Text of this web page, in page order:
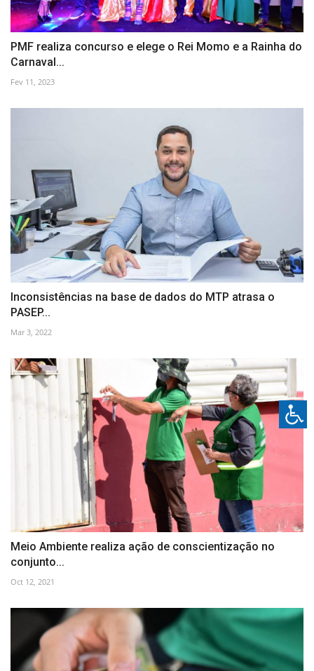
PMF realiza concurso e elege o Rei Momo e a Rainha do
Carnaval...
Fev 11, 2023
Inconsistências na base de dados do MTP atrasa o
PASEP...
Mar 3, 2022
Meio Ambiente realiza ação de conscientização no
conjunto...
Oct 12, 2021